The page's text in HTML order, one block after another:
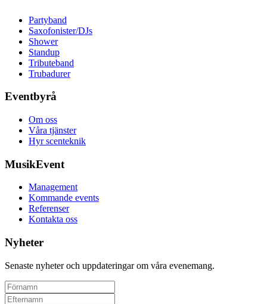
Partyband
Saxofonister/DJs
Shower
Standup
Tributeband
Trubadurer
Eventbyrå
Om oss
Våra tjänster
Hyr scenteknik
MusikEvent
Management
Kommande events
Referenser
Kontakta oss
Nyheter
Senaste nyheter och uppdateringar om våra evenemang.